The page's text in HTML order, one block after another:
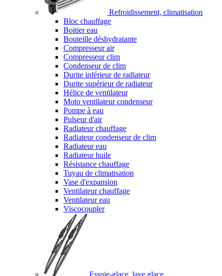
Refroidissement, climatisation
Bloc chauffage
Boitier eau
Bouteille déshydratante
Compresseur air
Compresseur clim
Condenseur de clim
Durite inférieur de radiateur
Durite supérieur de radiateur
Hélice de ventilateur
Moto ventilateur condenseur
Pompe à eau
Pulseur d'air
Radiateur chauffage
Radiateur condenseur de clim
Radiateur eau
Radiateur huile
Résistance chauffage
Tuyau de climatisation
Vase d'expansion
Ventilateur chauffage
Ventilateur eau
Viscocoupler
Essuie-glace, lave glace